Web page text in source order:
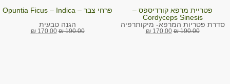
פטריית מרפא קורדיספס –
Cordyceps Sinesis
סדרת פטריות המרפא- מיקותרפיה
190.00
₪
170.00
₪
פרחי צבר – Opuntia Ficus – Indica
הגנה טבעית
190.00
₪
170.00
₪